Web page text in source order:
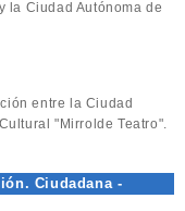
la Ciudad Autónoma de
entre la Ciudad
"Mirrolde Teatro".
Ciudadana -